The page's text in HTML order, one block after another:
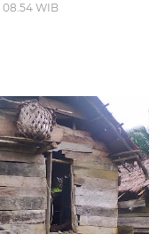
08.54 WIB